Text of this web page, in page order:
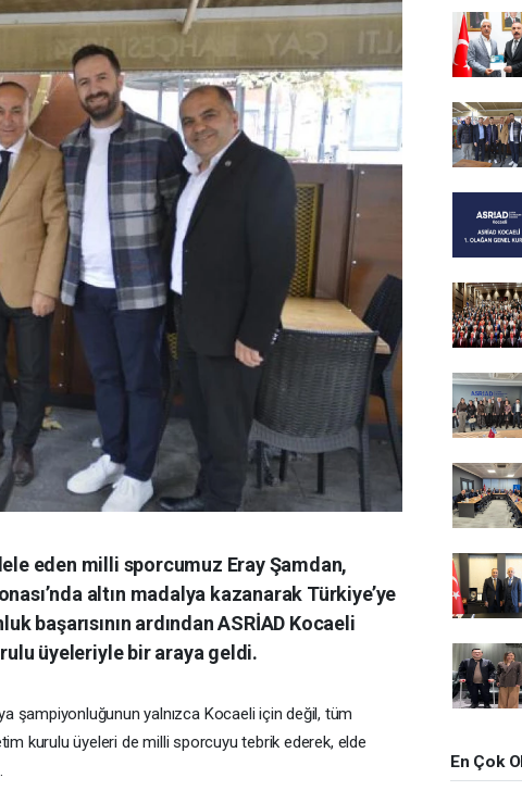
eden milli sporcumuz Eray Şamdan,
altın madalya kazanarak Türkiye’ye
başarısının ardından ASRİAD Kocaeli
üyeleriyle bir araya geldi.
şampiyonluğunun yalnızca Kocaeli için değil, tüm
kurulu üyeleri de milli sporcuyu tebrik ederek, elde
En Çok